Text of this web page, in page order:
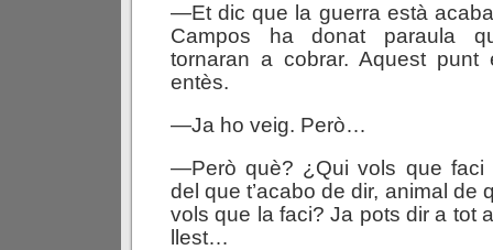
—Et dic que la guerra està
Campos ha donat paraula
tornaran a cobrar. Aquest punt
entès.
—Ja ho veig. Però…
—Però què? ¿Qui vols que faci
del que t’acabo de dir, animal de
vols que la faci? Ja pots dir a tot
llest…